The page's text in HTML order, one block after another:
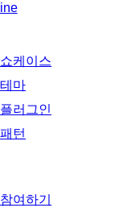
쇼케이스
테마
플러그인
패턴
참여하기